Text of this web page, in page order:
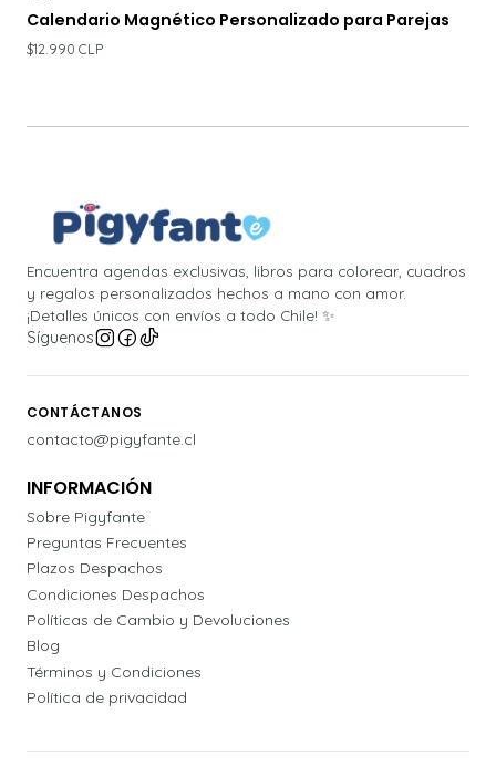
Calendario Magnético Personalizado para Parejas
$12.990 CLP
Encuentra agendas exclusivas, libros para colorear, cuadros
y regalos personalizados hechos a mano con amor.
¡Detalles únicos con envíos a todo Chile! ✨
Síguenos
CONTÁCTANOS
contacto@pigyfante.cl
INFORMACIÓN
Sobre Pigyfante
Preguntas Frecuentes
Plazos Despachos
Condiciones Despachos
Políticas de Cambio y Devoluciones
Blog
Términos y Condiciones
Política de privacidad